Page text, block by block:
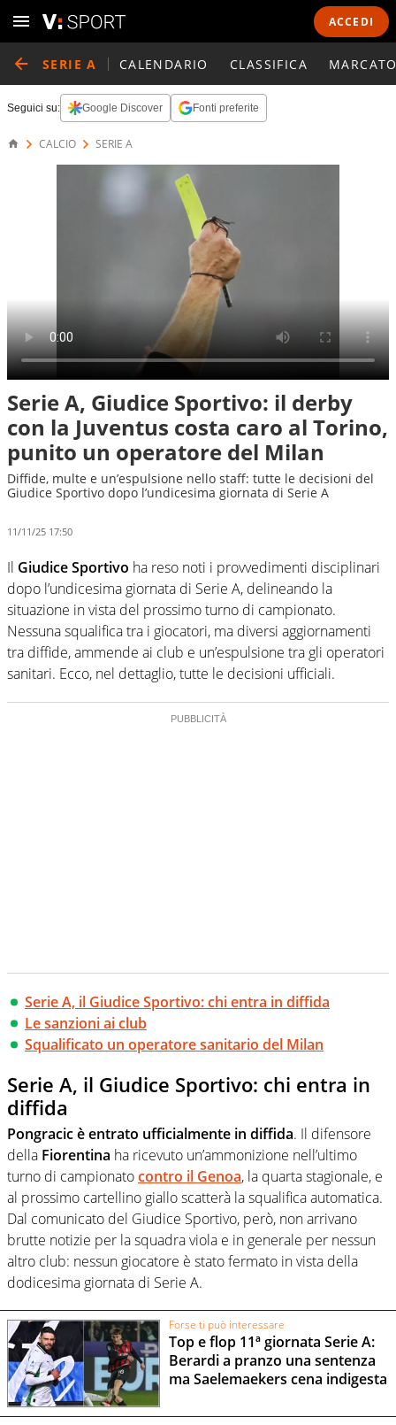
ACCEDI
SERIE A CALENDARIO CLASSIFICA
Seguici su: Google Discover Fonti preferite
CALCIO SERIE A
Serie A, Giudice Sportivo: il derby
con la Juventus costa caro al Torino,
punito un operatore del Milan
Diffide, multe e un’espulsione nello staff: tutte le decisioni del
Giudice Sportivo dopo l’undicesima giornata di Serie A
11/11/25 17:50
Il Giudice Sportivo ha reso noti i provvedimenti disciplinari
dopo l’undicesima giornata di Serie A, delineando la
situazione in vista del prossimo turno di campionato.
Nessuna squalifica tra i giocatori, ma diversi aggiornamenti
tra diffide, ammende ai club e un’espulsione tra gli operatori
sanitari. Ecco, nel dettaglio, tutte le decisioni ufficiali.
Serie A, il Giudice Sportivo: chi entra in diffida
Le sanzioni ai club
Squalificato un operatore sanitario del Milan
Serie A, il Giudice Sportivo: chi entra in
diffida
Pongracicè entrato ufficialmente in diffida. Il difensore
della Fiorentina ha ricevuto un’ammonizione nell’ultimo
turno di campionatocontro il Genoa, la quarta stagionale, e
al prossimo cartellino giallo scatterà la squalifica automatica.
Dal comunicato del Giudice Sportivo, però, non arrivano
brutte notizie per la squadra viola e in generale per nessun
altro club: nessun giocatore è stato fermato in vista della
dodicesima giornata di Serie A.
Forse ti può interessare
Top e flop 11ª giornata Serie A:
Berardi a pranzo una sentenza
ma Saelemaekers cena indigesta